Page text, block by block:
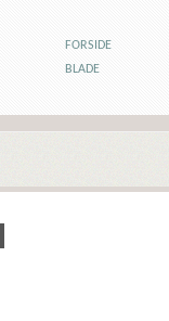
FORSIDE
BLADE